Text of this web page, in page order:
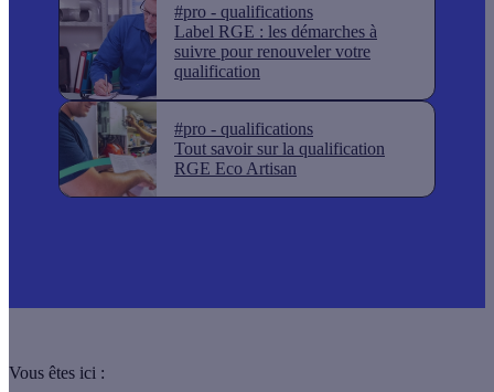
#pro - qualifications
Label RGE : les démarches à
suivre pour renouveler votre
qualification
#pro - qualifications
Tout savoir sur la qualification
RGE Eco Artisan
Vous êtes ici :